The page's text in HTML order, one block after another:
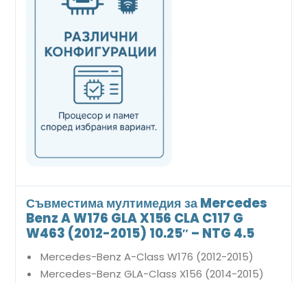
Съвместима мултимедия за Mercedes
Benz A W176 GLA X156 CLA C117 G
W463 (2012-2015) 10.25″ – NTG 4.5
Mercedes-Benz A-Class W176 (2012-2015)
Mercedes-Benz GLA-Class X156 (2014-2015)